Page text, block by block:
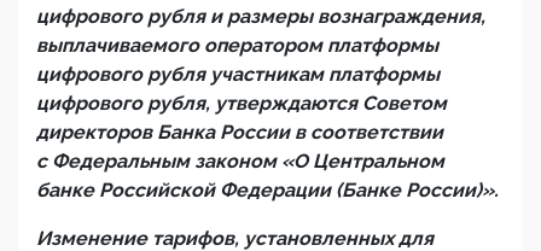
цифрового рубля и размеры вознаграждения,
выплачиваемого оператором платформы
цифрового рубля участникам платформы
цифрового рубля, утверждаются Советом
директоров Банка России в соответствии
с Федеральным законом «О Центральном
банке Российской Федерации (Банке России)».
Изменение тарифов, установленных для